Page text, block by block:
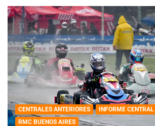
CENTRALES ANTERIORES
INFORME CENTRAL
RMC BUENOS AIRES